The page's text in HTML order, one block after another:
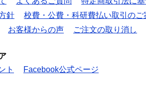
針
校費・公費・科研費払い取引のご
お客様からの声 ご注文の取り消し
ト
Facebook公式ページ